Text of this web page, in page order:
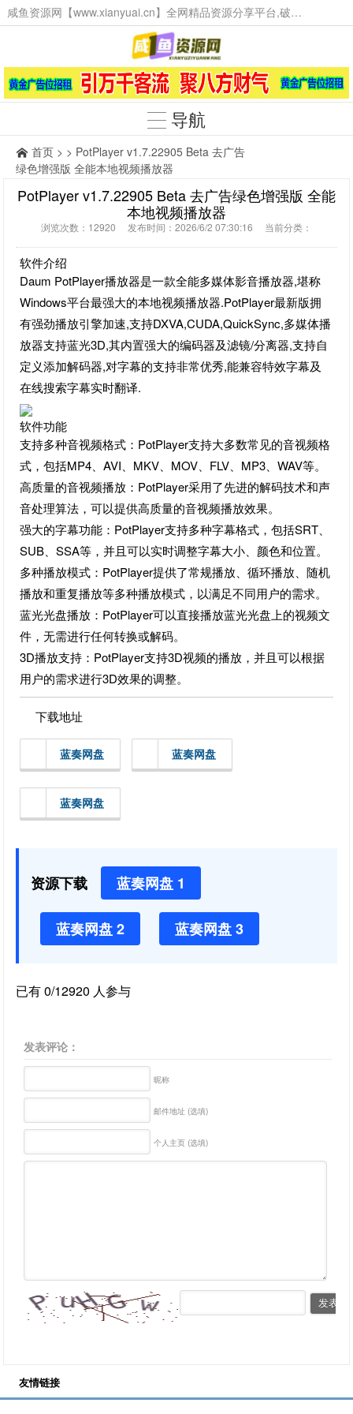
咸鱼资源网【www.xianyuai.cn】全网精品资源分享平台,破解软件,技术源码,火爆项目,工具辅助,这里无所不有。
导航
首页 > > PotPlayer v1.7.22905 Beta 去广告
绿色增强版 全能本地视频播放器
PotPlayer v1.7.22905 Beta 去广告绿色增强版 全能
本地视频播放器
浏览次数：12920 发布时间：2026/6/2 07:30:16 当前分类：
软件介绍
Daum PotPlayer播放器是一款全能多媒体影音播放器,堪称
Windows平台最强大的本地视频播放器.PotPlayer最新版拥
有强劲播放引擎加速,支持DXVA,CUDA,QuickSync,多媒体播
放器支持蓝光3D,其内置强大的编码器及滤镜/分离器,支持自
定义添加解码器,对字幕的支持非常优秀,能兼容特效字幕及
在线搜索字幕实时翻译.
软件功能
支持多种音视频格式：PotPlayer支持大多数常见的音视频格
式，包括MP4、AVI、MKV、MOV、FLV、MP3、WAV等。
高质量的音视频播放：PotPlayer采用了先进的解码技术和声
音处理算法，可以提供高质量的音视频播放效果。
强大的字幕功能：PotPlayer支持多种字幕格式，包括SRT、
SUB、SSA等，并且可以实时调整字幕大小、颜色和位置。
多种播放模式：PotPlayer提供了常规播放、循环播放、随机
播放和重复播放等多种播放模式，以满足不同用户的需求。
蓝光光盘播放：PotPlayer可以直接播放蓝光光盘上的视频文
件，无需进行任何转换或解码。
3D播放支持：PotPlayer支持3D视频的播放，并且可以根据
用户的需求进行3D效果的调整。
下载地址
蓝奏网盘 蓝奏网盘
蓝奏网盘
资源下载 蓝奏网盘 1
蓝奏网盘 2 蓝奏网盘 3
已有 0/12920 人参与
发表评论：
昵称
邮件地址 (选填)
个人主页 (选填)
友情链接